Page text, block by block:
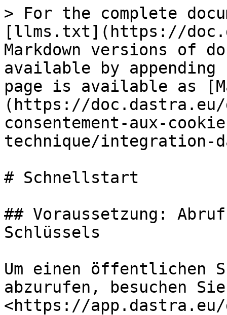
> For the complete
[llms.txt](https://
Markdown versions of
available by
page is available as
(https://
consentement-aux-
technique/integration-
# Schnellstart
## Voraussetzung:
Schlüssels
Um einen öffentlichen
abzurufen, besuchen
<https://